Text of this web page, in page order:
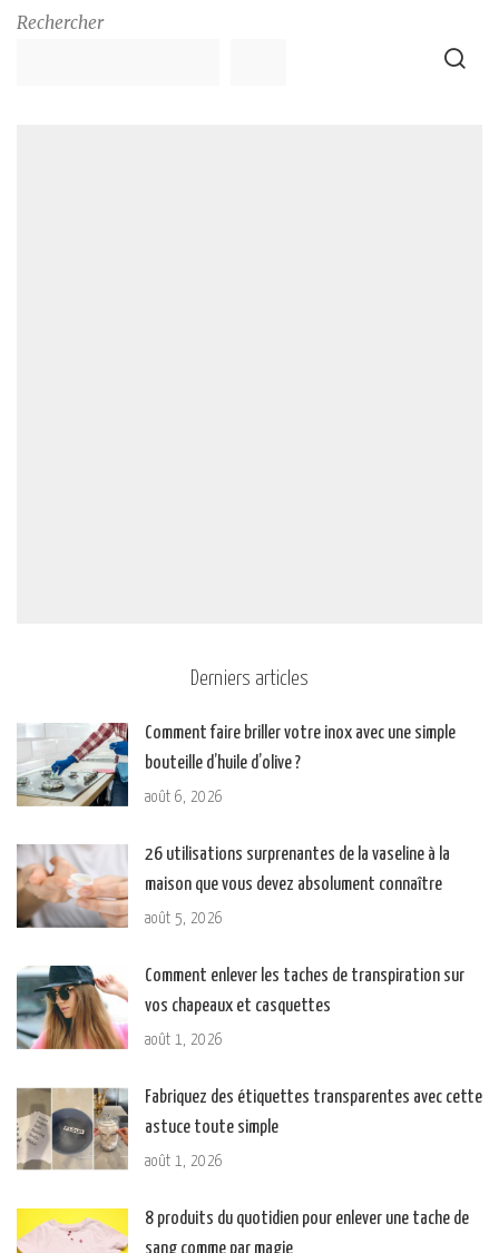
Rechercher
Derniers articles
Comment faire briller votre inox avec une simple
bouteille d’huile d’olive ?
août 6, 2026
26 utilisations surprenantes de la vaseline à la
maison que vous devez absolument connaître
août 5, 2026
Comment enlever les taches de transpiration sur
vos chapeaux et casquettes
août 1, 2026
Fabriquez des étiquettes transparentes avec cette
astuce toute simple
août 1, 2026
8 produits du quotidien pour enlever une tache de
sang comme par magie